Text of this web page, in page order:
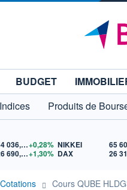
BUDGET
Indices Produits de
54 036,93+0,28%
26 690,62+1,30%
NIKKEI
DAX
Cotations Cours QUBE